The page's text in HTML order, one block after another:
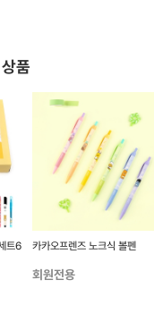
품
트6 카카오프렌즈 노크식 볼펜
회원전용